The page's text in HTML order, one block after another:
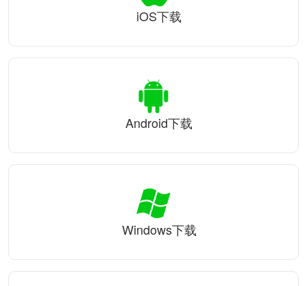
iOS下载
Android下载
Windows下载